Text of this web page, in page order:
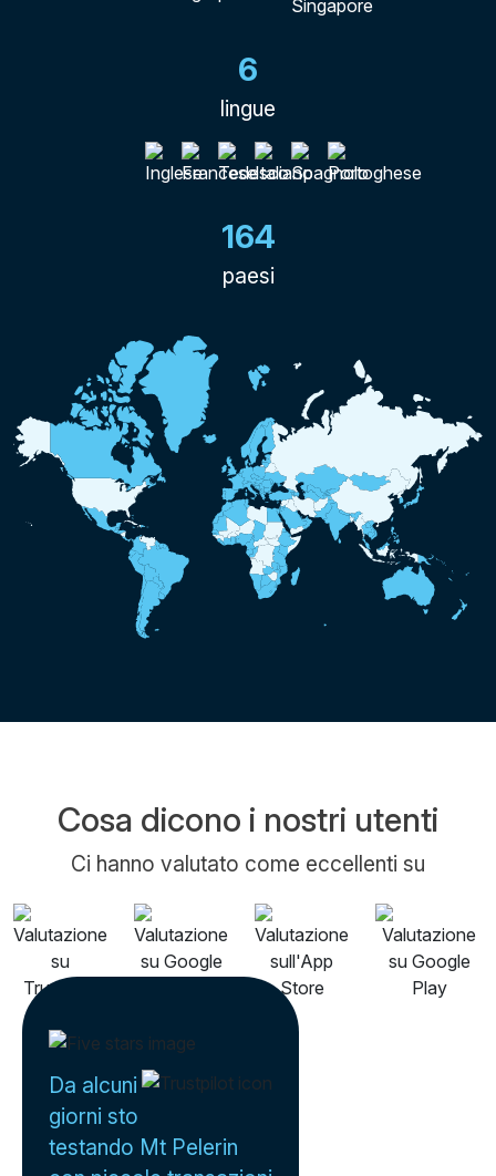
6
lingue
164
paesi
Cosa dicono i nostri utenti
Ci hanno valutato come eccellenti su
Da alcuni
giorni sto
testando Mt Pelerin